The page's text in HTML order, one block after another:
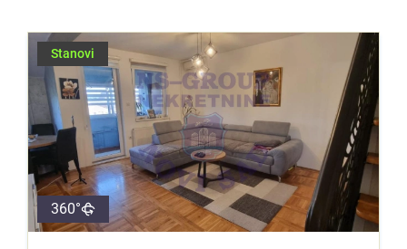
Stanovi
360°